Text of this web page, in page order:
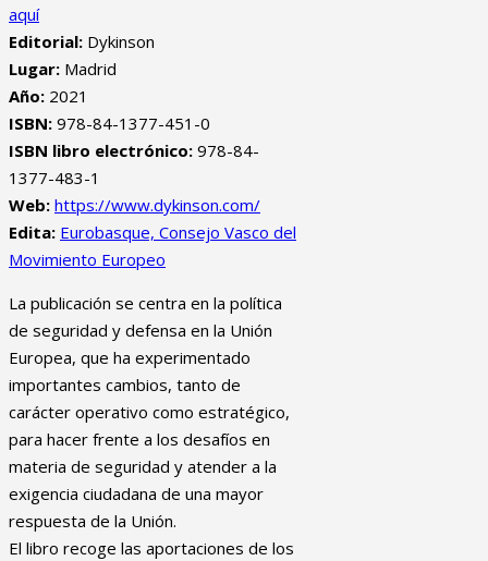
aquí
Editorial: Dykinson
Lugar: Madrid
Año: 2021
ISBN: 978-84-1377-451-0
ISBN libro electrónico: 978-84-
1377-483-1
Web: https://www.dykinson.com/
Edita: Eurobasque, Consejo Vasco del
Movimiento Europeo
La publicación se centra en la política
de seguridad y defensa en la Unión
Europea, que ha experimentado
importantes cambios, tanto de
carácter operativo como estratégico,
para hacer frente a los desafíos en
materia de seguridad y atender a la
exigencia ciudadana de una mayor
respuesta de la Unión.
El libro recoge las aportaciones de los